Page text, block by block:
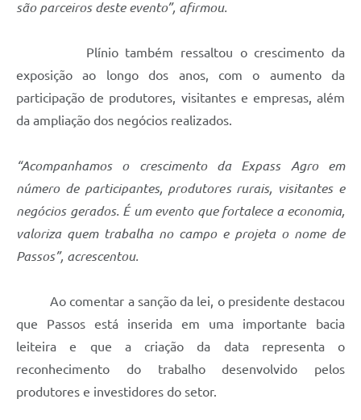
são parceiros deste evento”, afirmou.
Plínio também ressaltou o crescimento da
exposição ao longo dos anos, com o aumento da
participação de produtores, visitantes e empresas, além
da ampliação dos negócios realizados.
“Acompanhamos o crescimento da Expass Agro em
número de participantes, produtores rurais, visitantes e
negócios gerados. É um evento que fortalece a economia,
valoriza quem trabalha no campo e projeta o nome de
Passos”, acrescentou.
Ao comentar a sanção da lei, o presidente destacou
que Passos está inserida em uma importante bacia
leiteira e que a criação da data representa o
reconhecimento do trabalho desenvolvido pelos
produtores e investidores do setor.